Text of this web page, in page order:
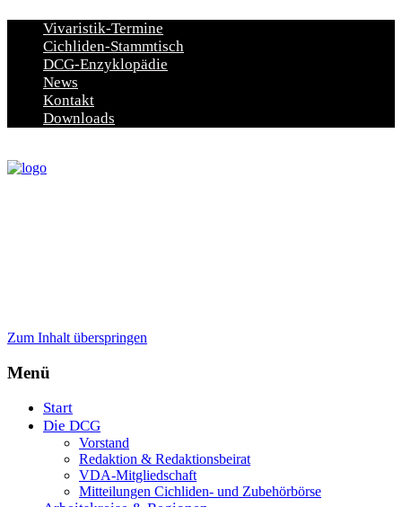
Vivaristik-Termine
Cichliden-Stammtisch
DCG-Enzyklopädie
News
Kontakt
Downloads
Zum Inhalt überspringen
Menü
Start
Die DCG
Vorstand
Redaktion & Redaktionsbeirat
VDA-Mitgliedschaft
Mitteilungen Cichliden- und Zubehörbörse